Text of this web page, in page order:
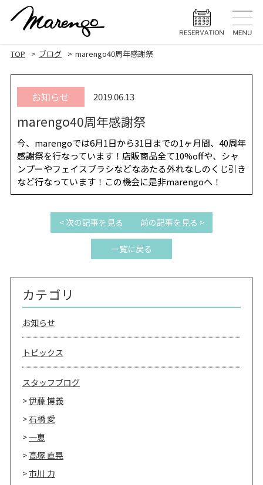
MENU メニュー
HEAD SPA ヘッドスパ
EYELASH まつげエク
STAFF スタッフ
BLOG
TOP ブログ marengo40周年感謝祭
お知らせ 2019.06.13
marengo40周年感謝祭
今、marengoでは6月1日から31日までの1ヶ月間、40周年
感謝祭を行なっています！店販商品全て10%offや、シャ
ンプーやフェイスブラシなどなあたる外れなしのくじ引き
など行なっています！この機会に是非marengoへ！
< 次の記事を見る
一覧に戻る
前の記事を見る >
カテゴリ
お知らせ
トピックス
スタッフブログ
伊藤 博義
石橋 愛
一恵
高塚 直晃
市川 力